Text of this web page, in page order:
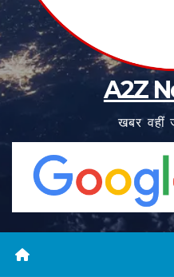
A2Z
खबर वहीं